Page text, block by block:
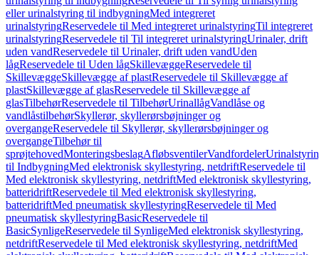
eller urinalstyring til indbygningMed integreret
urinalstyringReservedele til Med integreret urinalstyringTil integreret
urinalstyringReservedele til Til integreret urinalstyringUrinaler, drift
uden vandReservedele til Urinaler, drift uden vandUden
lågReservedele til Uden lågSkillevæggeReservedele til
SkillevæggeSkillevægge af plastReservedele til Skillevægge af
plastSkillevægge af glasReservedele til Skillevægge af
glasTilbehørReservedele til TilbehørUrinallågVandlåse og
vandlåstilbehørSkyllerør, skyllerørsbøjninger og
overgangeReservedele til Skyllerør, skyllerørsbøjninger og
overgangeTilbehør til
sprøjtehovedMonteringsbeslagAfløbsventilerVandfordeler
til IndbygningMed elektronisk skyllestyring, netdriftReservedele til
Med elektronisk skyllestyring, netdriftMed elektronisk skyllestyring,
batteridriftReservedele til Med elektronisk skyllestyring,
batteridriftMed pneumatisk skyllestyringReservedele til Med
pneumatisk skyllestyringBasicReservedele til
BasicSynligeReservedele til SynligeMed elektronisk skyllestyring,
netdriftReservedele til Med elektronisk skyllestyring, netdriftMed